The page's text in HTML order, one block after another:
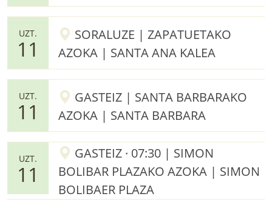
UZT.
11
SORALUZE | ZAPATUETAKO
AZOKA | SANTA ANA KALEA
UZT.
11
GASTEIZ | SANTA BARBARAKO
AZOKA | SANTA BARBARA
UZT.
11
GASTEIZ · 07:30 | SIMON
BOLIBAR PLAZAKO AZOKA | SIMON
BOLIBAER PLAZA